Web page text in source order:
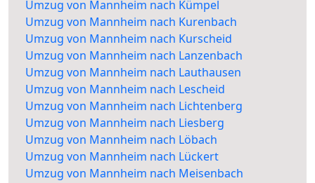
Umzug von Mannheim nach Kümpel
Umzug von Mannheim nach Kurenbach
Umzug von Mannheim nach Kurscheid
Umzug von Mannheim nach Lanzenbach
Umzug von Mannheim nach Lauthausen
Umzug von Mannheim nach Lescheid
Umzug von Mannheim nach Lichtenberg
Umzug von Mannheim nach Liesberg
Umzug von Mannheim nach Löbach
Umzug von Mannheim nach Lückert
Umzug von Mannheim nach Meisenbach